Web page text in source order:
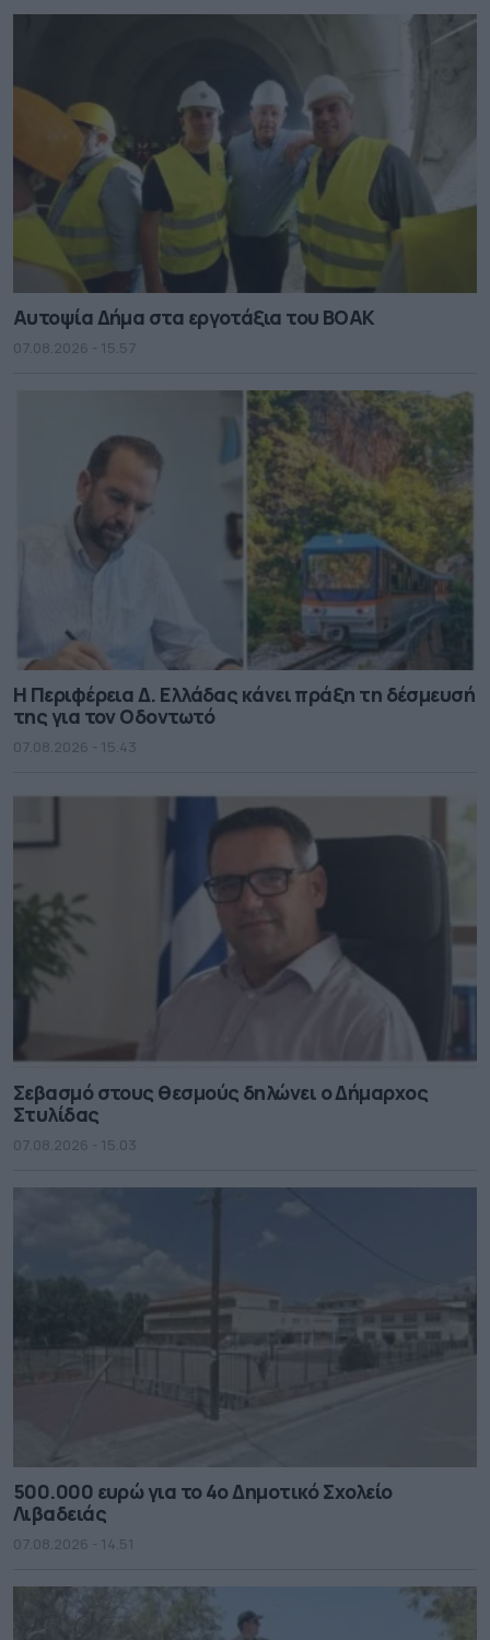
Αυτοψία Δήμα στα εργοτάξια του ΒΟΑΚ
07.08.2026 - 15.57
Η Περιφέρεια Δ. Ελλάδας κάνει πράξη τη δέσμευσή
της για τον Οδοντωτό
07.08.2026 - 15.43
Σεβασμό στους θεσμούς δηλώνει ο Δήμαρχος
Στυλίδας
07.08.2026 - 15.03
500.000 ευρώ για το 4ο Δημοτικό Σχολείο
Λιβαδειάς
07.08.2026 - 14.51